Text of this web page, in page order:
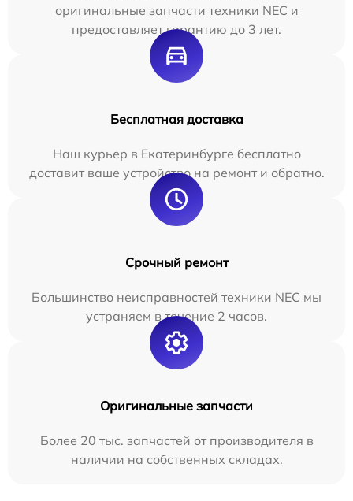
оригинальные запчасти техники NEC и
предоставляет гарантию до 3 лет.
Бесплатная доставка
Наш курьер в Екатеринбурге бесплатно
доставит ваше устройство на ремонт и обратно.
Срочный ремонт
Большинство неисправностей техники NEC мы
устраняем в течение 2 часов.
Оригинальные запчасти
Более 20 тыс. запчастей от производителя в
наличии на собственных складах.